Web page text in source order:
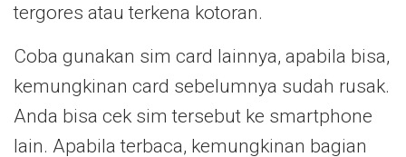
tergores atau terkena kotoran.
Coba gunakan sim card lainnya, apabila bisa,
kemungkinan card sebelumnya sudah rusak.
Anda bisa cek sim tersebut ke smartphone
lain. Apabila terbaca, kemungkinan bagian